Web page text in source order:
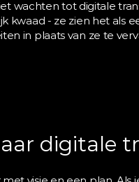
wachten tot digitale
kwaad - ze zien het als
in plaats van ze te
digitale